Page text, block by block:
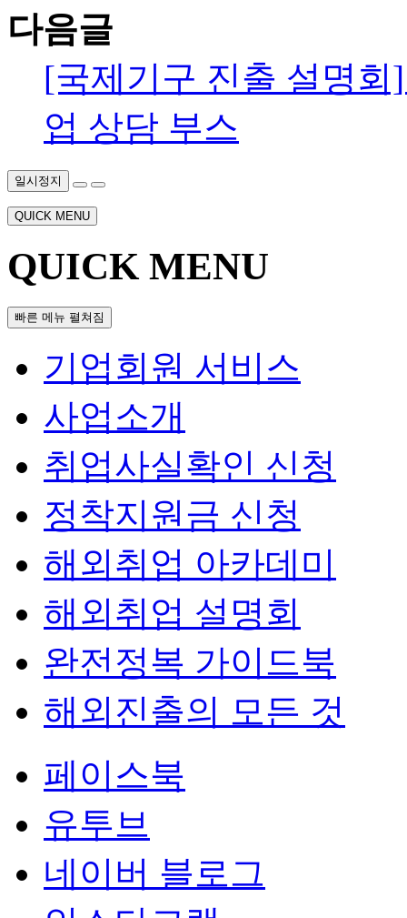
다음글
[국제기구 진출 설명
업 상담 부스
일시정지
QUICK MENU
QUICK MENU
빠른 메뉴 펼쳐짐
기업회원 서비스
사업소개
취업사실확인 신청
정착지원금 신청
해외취업 아카데미
해외취업 설명회
완전정복 가이드북
해외진출의 모든 것
페이스북
유투브
네이버 블로그